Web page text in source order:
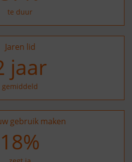
te duur
Jaren lid
jaar
gemiddeld
gebruik maken
27%